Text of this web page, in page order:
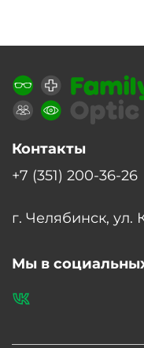
Контакты
+7 (351) 200-36-26
г. Челябинск, ул.
Мы в